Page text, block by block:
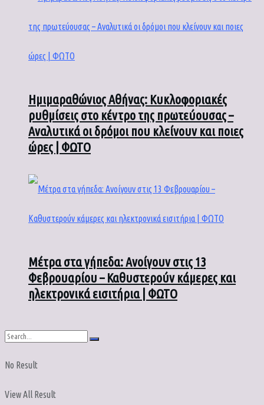
Ημιμαραθώνιος Αθήνας: Κυκλοφοριακές
ρυθμίσεις στο κέντρο της πρωτεύουσας –
Αναλυτικά οι δρόμοι που κλείνουν και ποιες
ώρες | ΦΩΤΟ
Μέτρα στα γήπεδα: Ανοίγουν στις 13
Φεβρουαρίου – Καθυστερούν κάμερες και
ηλεκτρονικά εισιτήρια | ΦΩΤΟ
No Result
View All Result